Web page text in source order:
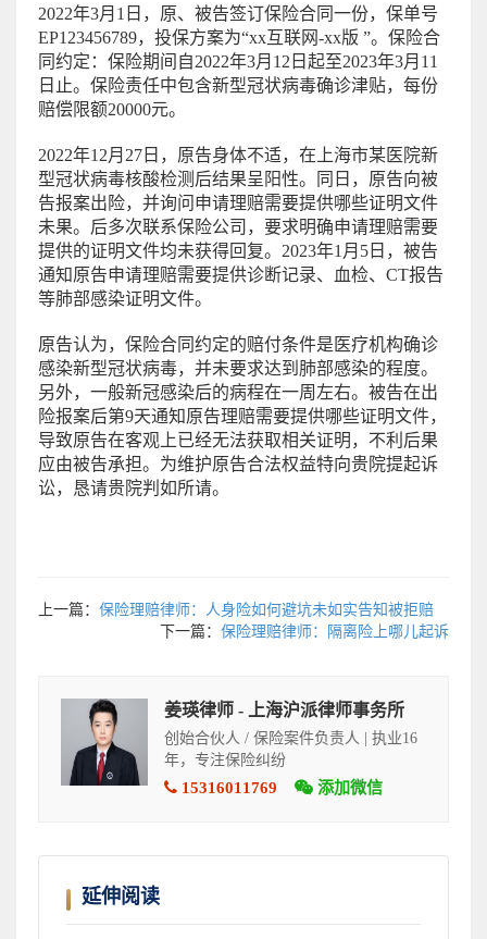
2022年3月1日，原、被告签订保险合同一份，保单号
EP123456789，投保方案为“xx互联网-xx版 ”。保险合
同约定：保险期间自2022年3月12日起至2023年3月11
日止。保险责任中包含新型冠状病毒确诊津贴，每份
赔偿限额20000元。
2022年12月27日，原告身体不适，在上海市某医院新
型冠状病毒核酸检测后结果呈阳性。同日，原告向被
告报案出险，并询问申请理赔需要提供哪些证明文件
未果。后多次联系保险公司，要求明确申请理赔需要
提供的证明文件均未获得回复。2023年1月5日，被告
通知原告申请理赔需要提供诊断记录、血检、CT报告
等肺部感染证明文件。
原告认为，保险合同约定的赔付条件是医疗机构确诊
感染新型冠状病毒，并未要求达到肺部感染的程度。
另外，一般新冠感染后的病程在一周左右。被告在出
险报案后第9天通知原告理赔需要提供哪些证明文件，
导致原告在客观上已经无法获取相关证明，不利后果
应由被告承担。为维护原告合法权益特向贵院提起诉
讼，恳请贵院判如所请。
上一篇： 保险理赔律师：人身险如何避坑未如实告知被拒赔
下一篇： 保险理赔律师：隔离险上哪儿起诉
姜瑛律师 - 上海沪派律师事务所
创始合伙人 / 保险案件负责人 | 执业16
年，专注保险纠纷
15316011769 添加微信
延伸阅读